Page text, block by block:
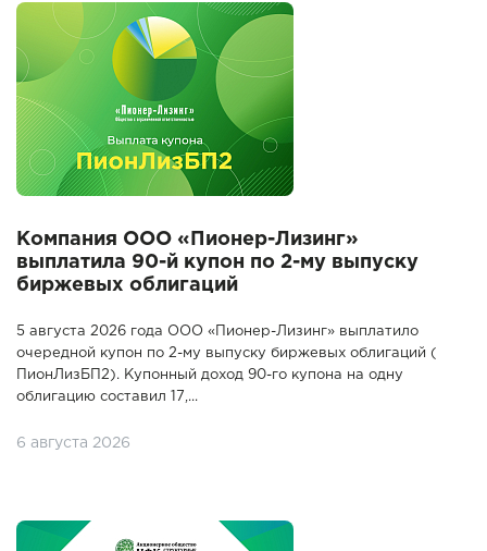
Компания ООО «Пионер-Лизинг»
выплатила 90-й купон по 2-му выпуску
биржевых облигаций
5 августа 2026 года ООО «Пионер-Лизинг» выплатило
очередной купон по 2-му выпуску биржевых облигаций (
ПионЛизБП2). Купонный доход 90-го купона на одну
облигацию составил 17,...
6 августа 2026